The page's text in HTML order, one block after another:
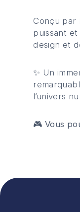
Conçu par
puissant
design et
✨ Un
l’univers
🎮 Vous